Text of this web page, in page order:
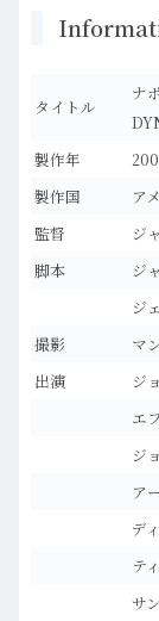
タイトル
ナ
製作年
製作国
ア
監督
ジ
脚本
ジ
ジ
撮影
マ
出演
ジ
エ
ジ
ア
デ
テ
サ